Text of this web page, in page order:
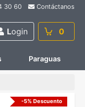
30 60 Contáctanos
Login 0
Paraguas
-5% Descuento